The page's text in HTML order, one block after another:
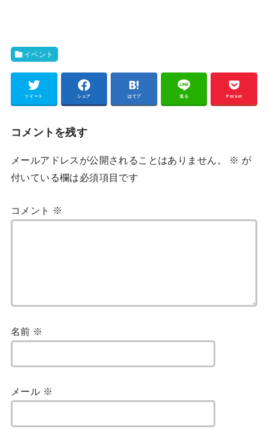
イベント
ツイート シェア はてブ 送る Pocket
コメントを残す
メールアドレスが公開されることはありません。 ※ が
付いている欄は必須項目です
コメント ※
名前 ※
メール ※